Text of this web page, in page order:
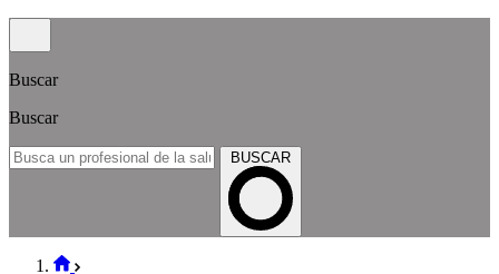
Buscar
Buscar
BUSCAR